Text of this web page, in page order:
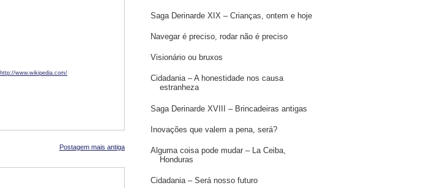
http://www.wikipedia.com/
Postagem mais antiga
Saga Derinarde XIX – Crianças, ontem e hoje
Navegar é preciso, rodar não é preciso
Visionário ou bruxos
Cidadania – A honestidade nos causa
estranheza
Saga Derinarde XVIII – Brincadeiras antigas
Inovações que valem a pena, será?
Alguma coisa pode mudar – La Ceiba,
Honduras
Cidadania – Será nosso futuro